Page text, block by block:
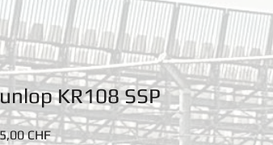
KR108 SSP
CHFPreis